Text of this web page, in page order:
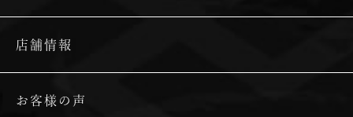
店舗情報
お客様の声